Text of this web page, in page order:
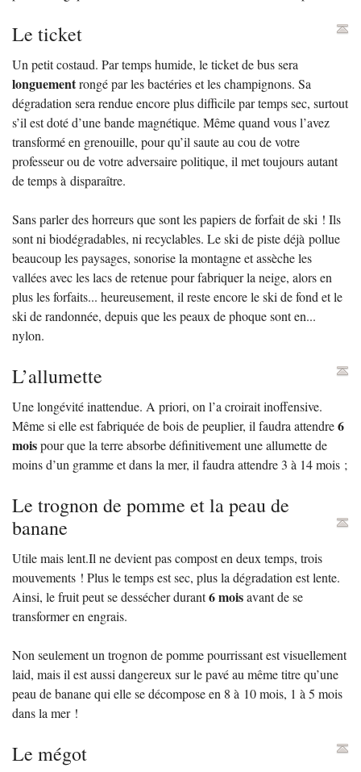
Le ticket
Un petit costaud. Par temps humide, le ticket de bus sera
longuementrongé par les bactéries et les champignons. Sa
dégradation sera rendue encore plus difficile par temps sec, surtout
s’il est doté d’une bande magnétique. Même quand vous l’avez
transformé en grenouille, pour qu’il saute au cou de votre
professeur ou de votre adversaire politique, il met toujours autant
de temps à disparaître.
Sans parler des horreurs que sont les papiers de forfait de ski ! Ils
sont ni biodégradables, ni recyclables. Le ski de piste déjà pollue
beaucoup les paysages, sonorise la montagne et assèche les
vallées avec les lacs de retenue pour fabriquer la neige, alors en
plus les forfaits... heureusement, il reste encore le ski de fond et le
ski de randonnée, depuis que les peaux de phoque sont en...
nylon.
L’allumette
Une longévité inattendue. A priori, on l’a croirait inoffensive.
Même si elle est fabriquée de bois de peuplier, il faudra attendre6
moispour que la terre absorbe définitivement une allumette de
moins d’un gramme et dans la mer, il faudra attendre 3 à 14 mois ;
Le trognon de pomme et la peau de
banane
Utile mais lent.Il ne devient pas compost en deux temps, trois
mouvements ! Plus le temps est sec, plus la dégradation est lente.
Ainsi, le fruit peut se dessécher durant6 moisavant de se
transformer en engrais.
Non seulement un trognon de pomme pourrissant est visuellement
laid, mais il est aussi dangereux sur le pavé au même titre qu’une
peau de banane qui elle se décompose en 8 à 10 mois, 1 à 5 mois
dans la mer !
Le mégot